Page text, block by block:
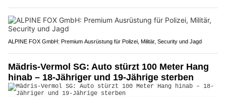
ALPINE FOX GmbH: Premium Ausrüstung für Polizei, Militär, Security und Jagd
Mädris-Vermol SG: Auto stürzt 100 Meter Hang
hinab – 18-Jähriger und 19-Jährige sterben